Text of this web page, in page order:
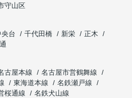
守山区
央台 千代田橋 新栄
正木
古屋本線
名古屋市営鶴舞線
東海道本線
名鉄瀬戸線
桜通線
名鉄犬山線